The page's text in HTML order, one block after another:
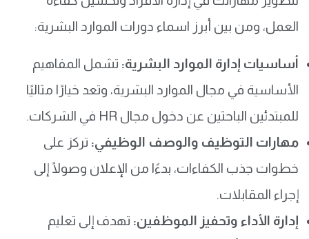
العمل، ومن بين أبرز اسماء دورات الموارد البشرية:
أساسيات إدارة الموارد البشرية: تشمل المفاهيم
الأساسية في مجال الموارد البشرية، وتعد خيارًا مثاليًا
للمبتدئين الباحثين عن دخول مجال HR في الشركات.
مهارات التوظيف والوصف الوظيفي: تركز على
خطوات جذب الكفاءات، بدءًا من الإعلان وصولًا إلى
إجراء المقابلات.
إدارة الأداء وتحفيز الموظفين: تهدف إلى تعليم